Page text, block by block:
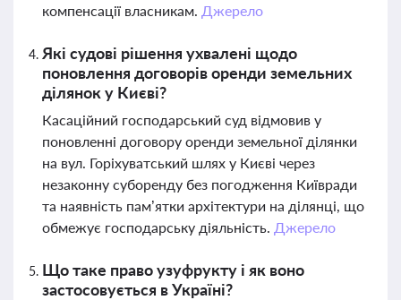
компенсації власникам. Джерело
Які судові рішення ухвалені щодо
поновлення договорів оренди земельних
ділянок у Києві?
Касаційний господарський суд відмовив у
поновленні договору оренди земельної ділянки
на вул. Горіхуватський шлях у Києві через
незаконну суборенду без погодження Київради
та наявність пам’ятки архітектури на ділянці, що
обмежує господарську діяльність. Джерело
Що таке право узуфрукту і як воно
застосовується в Україні?